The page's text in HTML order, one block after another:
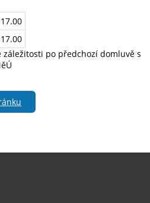
po předchozí domluvě s